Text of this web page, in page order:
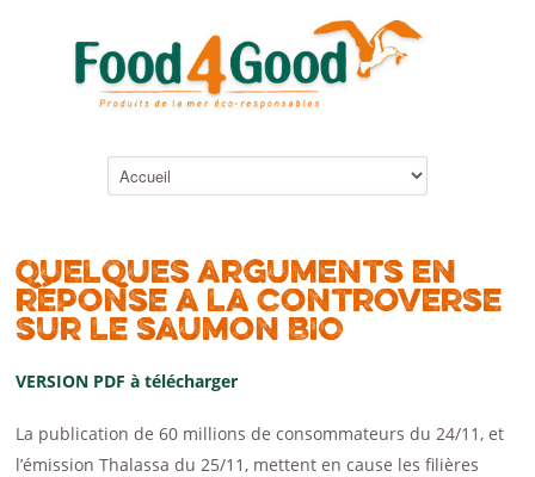
Quelques arguments en
réponse a la controverse
sur le saumon BIO
VERSION PDF à télécharger
La publication de 60 millions de consommateurs du 24/11, et
l’émission Thalassa du 25/11, mettent en cause les filières